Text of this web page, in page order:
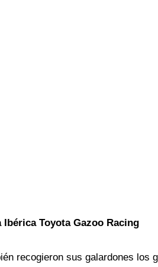
Ibérica Toyota Gazoo Racing
recogieron sus galardones los